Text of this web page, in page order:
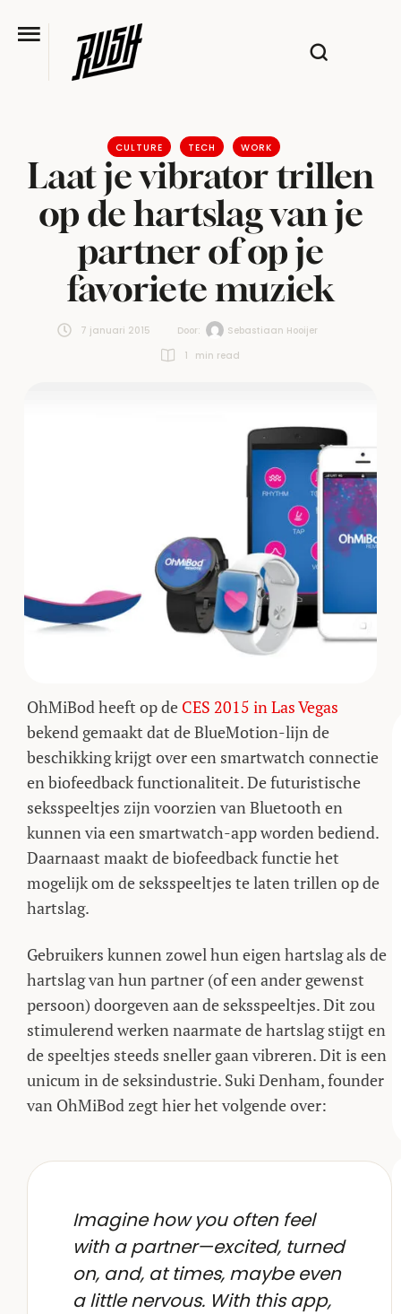
CULTURE TECH WORK
Laat je vibrator trillen
op de hartslag van je
partner of op je
favoriete muziek
7 januari 2015 Door:
Sebastiaan Hooijer
1
min read
OhMiBod heeft op de CES 2015 in Las Vegas
bekend gemaakt dat de BlueMotion-lijn de
beschikking krijgt over een smartwatch connectie
en biofeedback functionaliteit. De futuristische
seksspeeltjes zijn voorzien van Bluetooth en
kunnen via een smartwatch-app worden bediend.
Daarnaast maakt de biofeedback functie het
mogelijk om de seksspeeltjes te laten trillen op de
hartslag.
Gebruikers kunnen zowel hun eigen hartslag als de
hartslag van hun partner (of een ander gewenst
persoon) doorgeven aan de seksspeeltjes. Dit zou
stimulerend werken naarmate de hartslag stijgt en
de speeltjes steeds sneller gaan vibreren. Dit is een
unicum in de seksindustrie. Suki Denham, founder
van OhMiBod zegt hier het volgende over:
Imagine how you often feel
with a partner—excited, turned
on, and, at times, maybe even
a little nervous. With this app,